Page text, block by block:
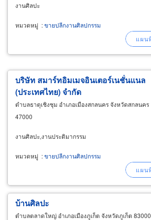
งานศิลปะ
หมวดหมู่ :ขายปลีกงานศิลปกรรม
บริษัท สมาร์ทอิมเมจอินเตอร์เนชั่นแนล
(ประเทศไทย) จำกัด
ตำบลธาตุเชิงชุม อำเภอเมืองสกลนคร จังหวัดสกลนคร
47000
งานศิลปะ,งานประติมากรรม
หมวดหมู่ :ขายปลีกงานศิลปกรรม
บ้านศิลปะ
ตำบลตลาดใหญ่ อำเภอเมืองภูเก็ต จังหวัดภูเก็ต 83000